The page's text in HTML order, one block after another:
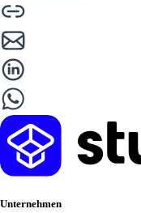
Unternehmen